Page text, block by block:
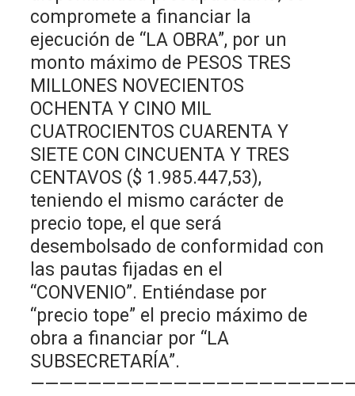
compromete a financiar la
ejecución de “LA OBRA”, por un
monto máximo de PESOS TRES
MILLONES NOVECIENTOS
OCHENTA Y CINO MIL
CUATROCIENTOS CUARENTA Y
SIETE CON CINCUENTA Y TRES
CENTAVOS ($ 1.985.447,53),
teniendo el mismo carácter de
precio tope, el que será
desembolsado de conformidad con
las pautas fijadas en el
“CONVENIO”. Entiéndase por
“precio tope” el precio máximo de
obra a financiar por “LA
SUBSECRETARÍA”.